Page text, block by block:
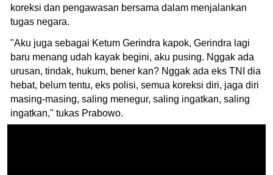
koreksi dan pengawasan bersama dalam menjalankan
tugas negara.
"Aku juga sebagai Ketum Gerindra kapok, Gerindra lagi
baru menang udah kayak begini, aku pusing. Nggak ada
urusan, tindak, hukum, bener kan? Nggak ada eks TNI dia
hebat, belum tentu, eks polisi, semua koreksi diri, jaga diri
masing-masing, saling menegur, saling ingatkan, saling
ingatkan," tukas Prabowo.